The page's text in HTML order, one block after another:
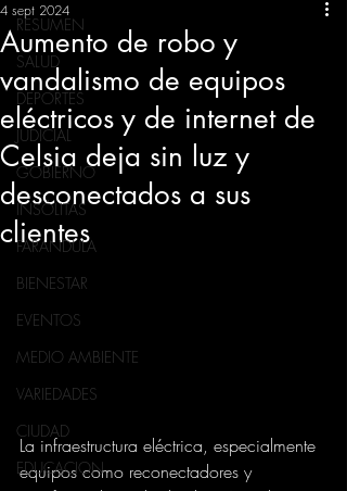
RESUMEN
SALUD
DEPORTES
JUDICIAL
GOBIERNO
INSÓLITAS
FARANDULA
BIENESTAR
EVENTOS
MEDIO AMBIENTE
VARIEDADES
CIUDAD
EDUCACION
Aumento de robo y
vandalismo de equipos
eléctricos y de internet de
Celsia deja sin luz y
desconectados a sus
clientes
4 sept 2024
La infraestructura eléctrica, especialmente
equipos como reconectadores y